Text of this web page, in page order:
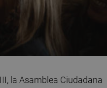
la Asamblea Ciudadana